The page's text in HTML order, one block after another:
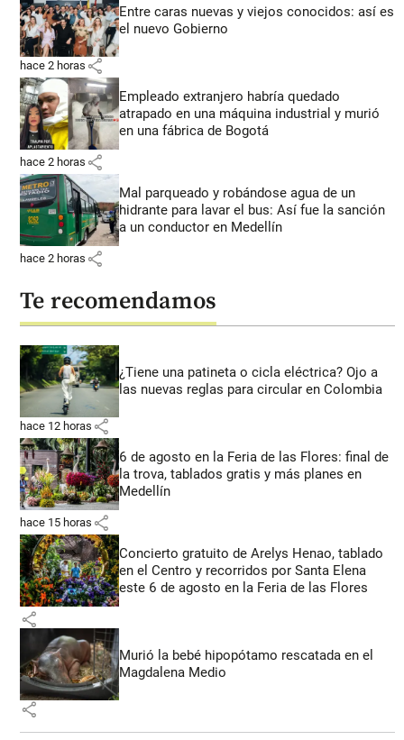
Entre caras nuevas y viejos conocidos: así es
el nuevo Gobierno
hace 2 horas share
Empleado extranjero habría quedado
atrapado en una máquina industrial y murió
en una fábrica de Bogotá
hace 2 horas share
Mal parqueado y robándose agua de un
hidrante para lavar el bus: Así fue la sanción
a un conductor en Medellín
hace 2 horas share
Te recomendamos
¿Tiene una patineta o cicla eléctrica? Ojo a
las nuevas reglas para circular en Colombia
hace 12 horas share
6 de agosto en la Feria de las Flores: final de
la trova, tablados gratis y más planes en
Medellín
hace 15 horas share
Concierto gratuito de Arelys Henao, tablado
en el Centro y recorridos por Santa Elena
este 6 de agosto en la Feria de las Flores
share
Murió la bebé hipopótamo rescatada en el
Magdalena Medio
share